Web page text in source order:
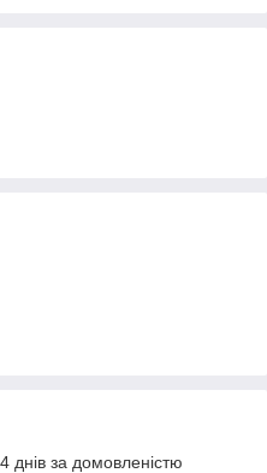
днів за домовленістю